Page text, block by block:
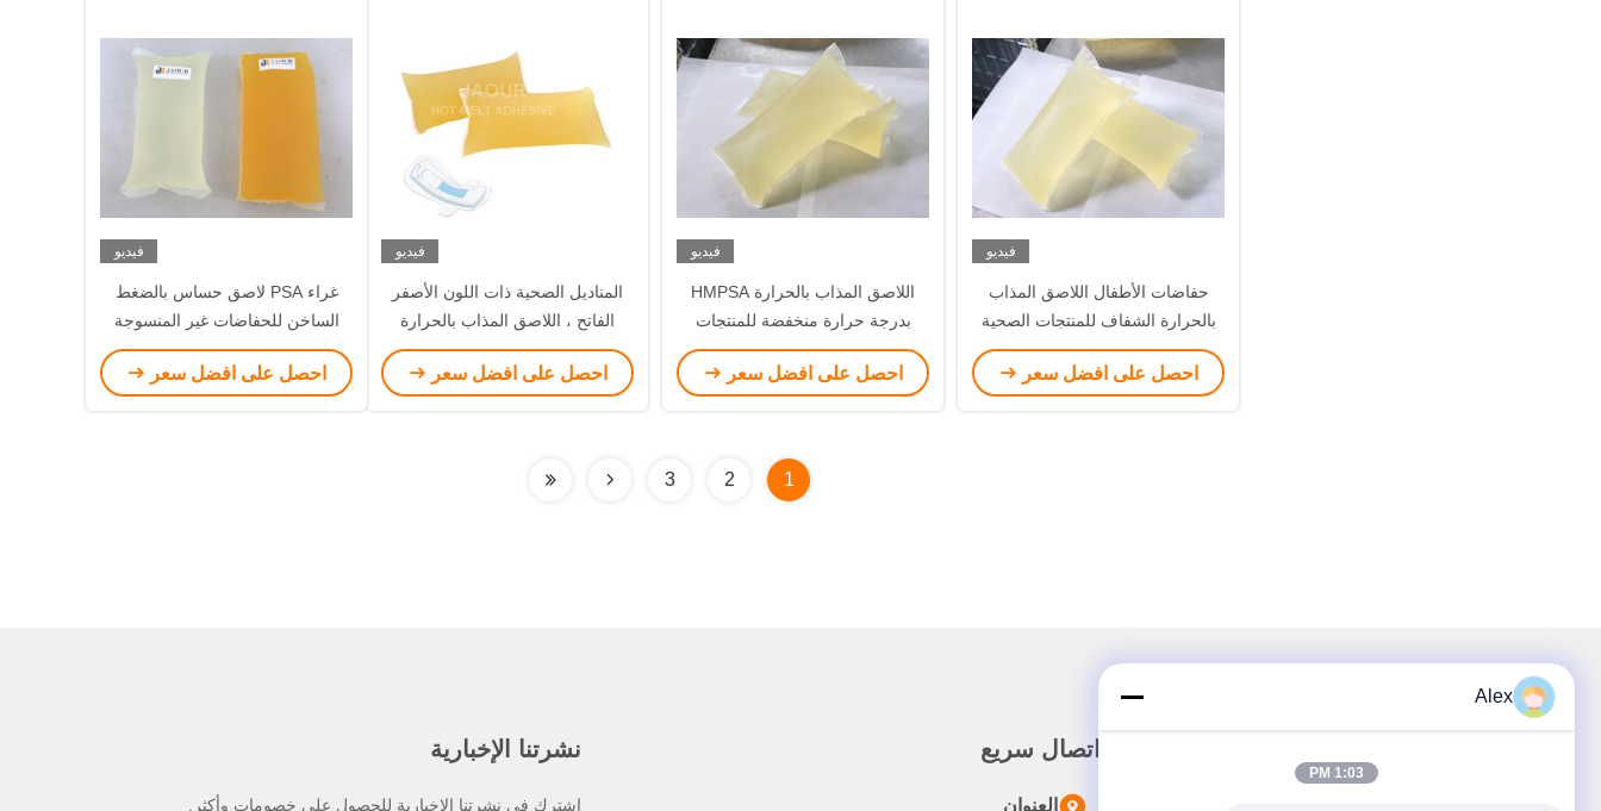
فيديو
حفاضات الأطفال اللاصق المذاب
بالحرارة الشفاف للمنتجات الصحية
احصل على افضل سعر
فيديو
اللاصق المذاب بالحرارة HMPSA
بدرجة حرارة منخفضة للمنتجات
الصحية
احصل على افضل سعر
فيديو
المناديل الصحية ذات اللون الأصفر
الفاتح ، اللاصق المذاب بالحرارة
للمنتجات الصحية
احصل على افضل سعر
فيديو
غراء PSA لاصق حساس بالضغط
الساخن للحفاضات غير المنسوجة
التي يمكن التخلص منها
احصل على افضل سعر
1
2
3
اتصال سريع
العنوان
نشرتنا الإخبارية
اشترك في نشرتنا الإخبارية للحصول على خصومات وأكثر.
Alex
1:03 PM